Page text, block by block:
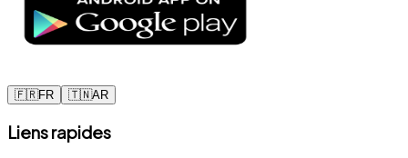
🇫🇷FR 🇹🇳AR
Liens rapides